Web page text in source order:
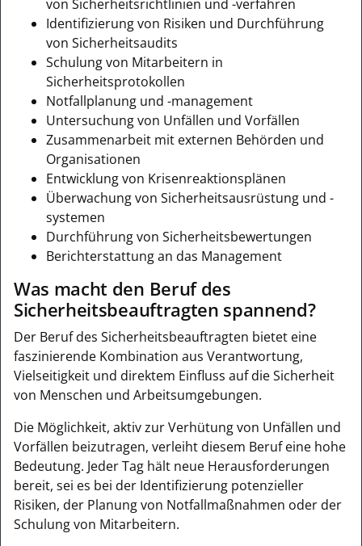
von Sicherheitsrichtlinien und -verfahren
Identifizierung von Risiken und Durchführung
von Sicherheitsaudits
Schulung von Mitarbeitern in
Sicherheitsprotokollen
Notfallplanung und -management
Untersuchung von Unfällen und Vorfällen
Zusammenarbeit mit externen Behörden und
Organisationen
Entwicklung von Krisenreaktionsplänen
Überwachung von Sicherheitsausrüstung und -
systemen
Durchführung von Sicherheitsbewertungen
Berichterstattung an das Management
Was macht den Beruf des
Sicherheitsbeauftragten spannend?
Der Beruf des Sicherheitsbeauftragten bietet eine
faszinierende Kombination aus Verantwortung,
Vielseitigkeit und direktem Einfluss auf die Sicherheit
von Menschen und Arbeitsumgebungen.
Die Möglichkeit, aktiv zur Verhütung von Unfällen und
Vorfällen beizutragen, verleiht diesem Beruf eine hohe
Bedeutung. Jeder Tag hält neue Herausforderungen
bereit, sei es bei der Identifizierung potenzieller
Risiken, der Planung von Notfallmaßnahmen oder der
Schulung von Mitarbeitern.